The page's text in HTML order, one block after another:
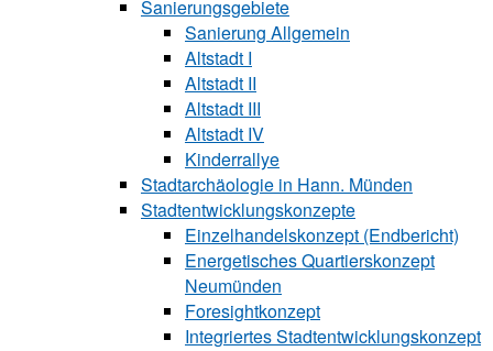
Sanierungsgebiete
Sanierung All‍ge‍mein
Altstadt I
Altstadt II
Altstadt III
Altstadt IV
Kinderrallye
Stadtarchäologie in Hann. Münden
Stadtentwicklungskon‍zepte
Einzelhandelskonzept (Endbericht)
Energetisches Quartierskonzept
Neumünden
Foresightkonzept
Integriertes Stadtentwicklungskonzept